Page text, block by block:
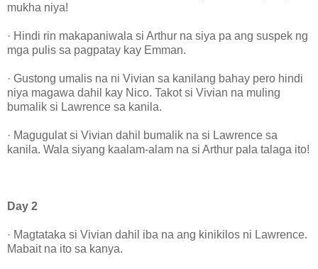
mukha niya!
· Hindi rin makapaniwala si Arthur na siya pa ang suspek ng
mga pulis sa pagpatay kay Emman.
· Gustong umalis na ni Vivian sa kanilang bahay pero hindi
niya magawa dahil kay Nico. Takot si Vivian na muling
bumalik si Lawrence sa kanila.
· Magugulat si Vivian dahil bumalik na si Lawrence sa
kanila. Wala siyang kaalam-alam na si Arthur pala talaga ito!
Day 2
· Magtataka si Vivian dahil iba na ang kinikilos ni Lawrence.
Mabait na ito sa kanya.